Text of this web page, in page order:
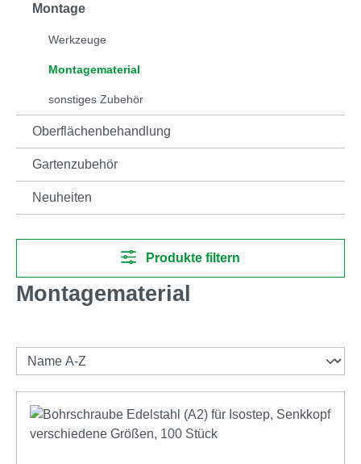
Montage
Werkzeuge
Montagematerial
sonstiges Zubehör
Oberflächenbehandlung
Gartenzubehör
Neuheiten
Produkte filtern
Montagematerial